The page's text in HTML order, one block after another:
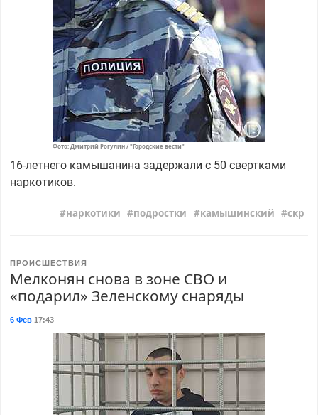
Фото: Дмитрий Рогулин / "Городские вести"
16-летнего камышанина задержали с 50 свертками
наркотиков.
наркотики подростки камышинский скр
ПРОИСШЕСТВИЯ
Мелконян снова в зоне СВО и
«подарил» Зеленскому снаряды
6 Фев17:43